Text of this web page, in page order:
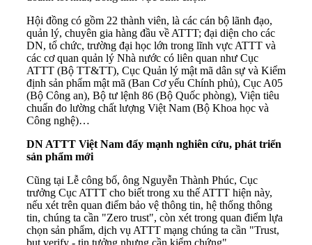
Hội đồng có gồm 22 thành viên, là các cán bộ lãnh đạo,
quản lý, chuyên gia hàng đầu về ATTT; đại diện cho các
DN, tổ chức, trường đại học lớn trong lĩnh vực ATTT và
các cơ quan quản lý Nhà nước có liên quan như Cục
ATTT (Bộ TT&TT), Cục Quản lý mật mã dân sự và Kiểm
định sản phẩm mật mã (Ban Cơ yếu Chính phủ), Cục A05
(Bộ Công an), Bộ tư lệnh 86 (Bộ Quốc phòng), Viện tiêu
chuẩn đo lường chất lượng Việt Nam (Bộ Khoa học và
Công nghệ)…
DN ATTT Việt Nam đẩy mạnh nghiên cứu, phát triển
sản phẩm mới
Cũng tại Lễ công bố, ông Nguyễn Thành Phúc, Cục
trưởng Cục ATTT cho biết trong xu thế ATTT hiện này,
nếu xét trên quan điểm bảo vệ thông tin, hệ thống thông
tin, chúng ta cần "Zero trust", còn xét trong quan điểm lựa
chọn sản phẩm, dịch vụ ATTT mạng chúng ta cần "Trust,
but verify - tin tưởng nhưng cần kiểm chứng".